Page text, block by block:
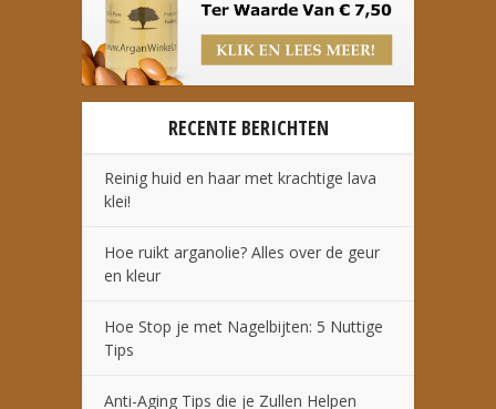
RECENTE BERICHTEN
Reinig huid en haar met krachtige lava
klei!
Hoe ruikt arganolie? Alles over de geur
en kleur
Hoe Stop je met Nagelbijten: 5 Nuttige
Tips
Anti-Aging Tips die je Zullen Helpen